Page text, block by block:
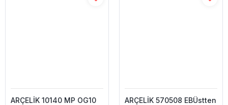
ARÇELİK 10140 MP OG10
ARÇELİK 570508 EBÜstten